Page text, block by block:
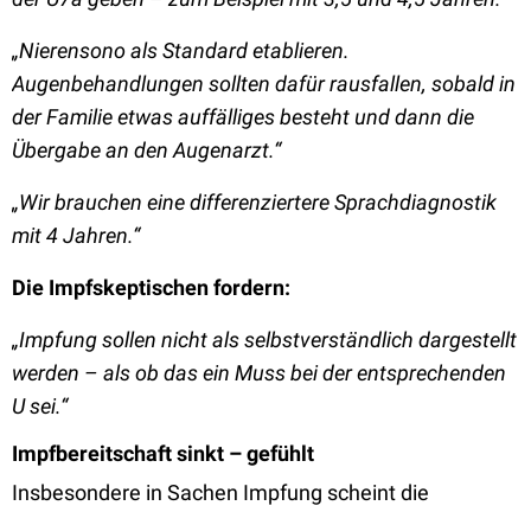
„Nierensono als Standard etablieren.
Augenbehandlungen sollten dafür rausfallen, sobald in
der Familie etwas auffälliges besteht und dann die
Übergabe an den Augenarzt.“
„Wir brauchen eine differenziertere Sprachdiagnostik
mit 4 Jahren.“
Die Impfskeptischen fordern:
„Impfung sollen nicht als selbstverständlich dargestellt
werden – als ob das ein Muss bei der entsprechenden
U sei.“
Impfbereitschaft sinkt – gefühlt
Insbesondere in Sachen Impfung scheint die